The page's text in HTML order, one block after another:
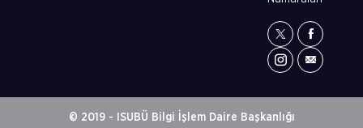
© 2019 - ISUBÜ Bilgi İşlem Daire Başkanlığı